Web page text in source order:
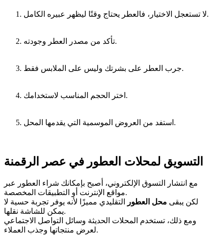
لا تستعجل الاختيار، فالعطر يحتاج وقتًا ليظهر عبيره الكامل.
تأكد من مصدر العطر وجودته.
جرب العطر على بشرتك وليس على الملابس فقط.
اختر الحجم المناسب لاستخدامك.
استفد من العروض الموسمية التي يقدمها المحل.
التسويق لمحلات العطور في عصر الرقمنة
مع انتشار التسوق الإلكتروني، أصبح بإمكانك شراء العطور عبر
مواقع الإنترنت أو التطبيقات المخصصة.
لكن يبقى محل العطور
التقليدي مميزًا لأنه يوفر تجربة حسية لا
يمكن للشاشة نقلها.
ومع ذلك، تستخدم المحلات الحديثة وسائل التواصل الاجتماعي
لعرض منتجاتها وجذب العملاء.